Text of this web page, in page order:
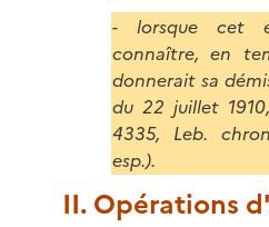
- lorsque cet
connaître, en
donnerait sa
du 22 juillet
4335, Leb.
esp.).
II. Opérations